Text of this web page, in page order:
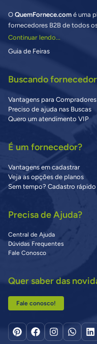
O QuemFornece.com é uma
fornecedores B2B de todos
Continuar lendo...
Guia de Feiras
Buscando
Vantagens para Compradores
Preciso de ajuda nas Buscas
Quero um atendimento VIP
É um fornecedor?
Vantagens em cadastrar
Veja as opções de planos
Sem tempo? Cadastro rápido
Precisa de Ajuda?
Central de Ajuda
Dúvidas Frequentes
Fale Conosco
Quer saber das
Fale conosco!